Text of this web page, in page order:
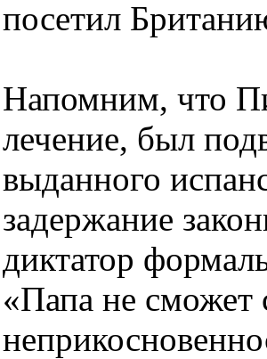
посетил
Напомним, что
лечение, был
выданного
задержание
диктатор
«Папа не сможет